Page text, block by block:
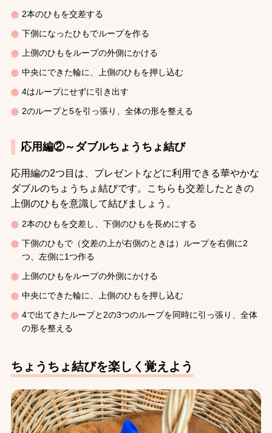
2本のひもを交差する
下側になったひもでループを作る
上側のひもをループの外側にかける
中央にできた輪に、上側のひもを押し込む
4はループにせずに引き出す
2のループと5を引っ張り、全体の形を整える
応用編②～ダブルちょうちょ結び
応用編の2つ目は、プレゼントなどに利用できる華やかな
ダブルのちょうちょ結びです。こちらも交差したときの
上側のひもを意識して結びましょう。
2本のひもを交差し、下側のひもを長めにする
下側のひもで（交差の上が右側のときは）ループを右側に2
つ、左側に1つ作る
上側のひもをループの外側にかける
中央にできた輪に、上側のひもを押し込む
4で出てきたループと2の3つのループを同時に引っ張り、全体
の形を整える
ちょうちょ結びを楽しく覚えよう